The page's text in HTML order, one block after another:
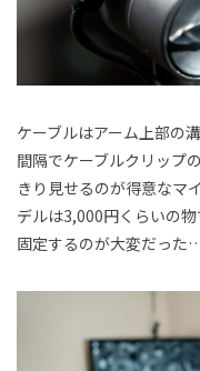
ケーブルはアーム上部の
間隔でケーブルクリップ
きり見せるのが得意なマ
デルは3,000円くらいの
固定するのが大変だった